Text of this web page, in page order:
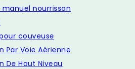
nourrisson
couveuse
Par Voie Aérienne
De Haut Niveau